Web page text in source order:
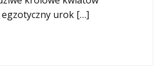
egzotyczny urok […]